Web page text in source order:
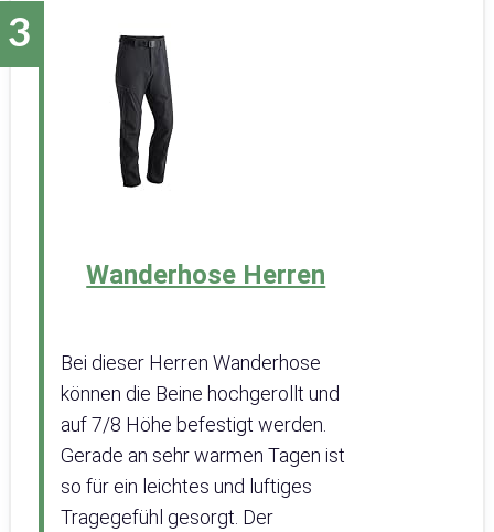
Wanderhose Herren
Bei dieser Herren Wanderhose
können die Beine hochgerollt und
auf 7/8 Höhe befestigt werden.
Gerade an sehr warmen Tagen ist
so für ein leichtes und luftiges
Tragegefühl gesorgt. Der